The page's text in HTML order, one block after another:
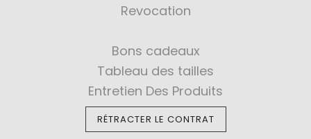
Revocation
Bons cadeaux
Tableau des tailles
Entretien Des Produits
RÉTRACTER LE CONTRAT